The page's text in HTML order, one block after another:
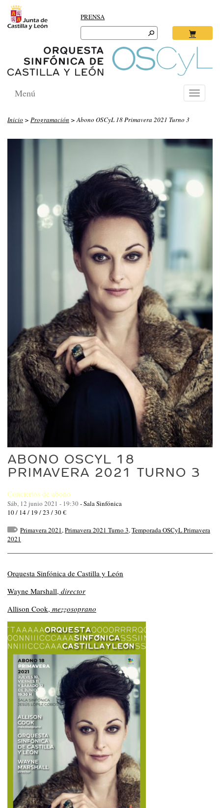
PRENSA
Search
for:
Toggle
Menú
Inicio > Programación > Abono OSCyL 18 Primavera 2021 Turno 3
ABONO OSCYL 18
PRIMAVERA 2021 TURNO 3
Conciertos de abono
Sáb, 12 junio 2021 - 19:30-Sala Sinfónica
10 / 14 / 19 / 23 / 30 €
Primavera 2021,Primavera 2021 Turno 3,Temporada OSCyL Primavera
2021
Orquesta Sinfónica de Castilla y León
Wayne Marshall, director
Allison Cook, mezzosoprano